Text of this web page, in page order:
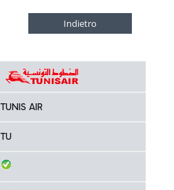
TUNIS AIR
TU